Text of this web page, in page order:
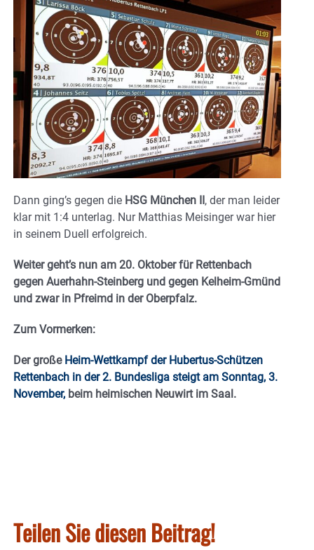
Dann ging’s gegen die HSG München II, der man leider
klar mit 1:4 unterlag. Nur Matthias Meisinger war hier
in seinem Duell erfolgreich.
Weiter geht’s nun am 20. Oktober für Rettenbach
gegen Auerhahn-Steinberg und gegen Kelheim-Gmünd
und zwar in Pfreimd in der Oberpfalz.
Zum Vormerken:
Der große Heim-Wettkampf der Hubertus-Schützen
Rettenbach in der 2. Bundesliga steigt am Sonntag, 3.
November, beim heimischen Neuwirt im Saal.
Teilen Sie diesen Beitrag!